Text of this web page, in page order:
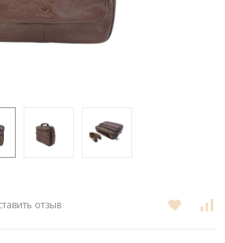
отзыв